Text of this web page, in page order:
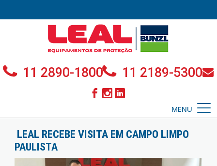
11 2890-1800 11 2189-5300
MENU
LEAL RECEBE VISITA EM CAMPO LIMPO
PAULISTA